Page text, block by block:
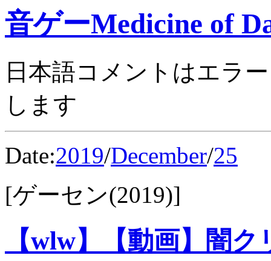
音ゲーMedicine of
日本語コメントはエラ
します
Date:2019/December/25
[ゲーセン(2019)]
【wlw】【動画】闇